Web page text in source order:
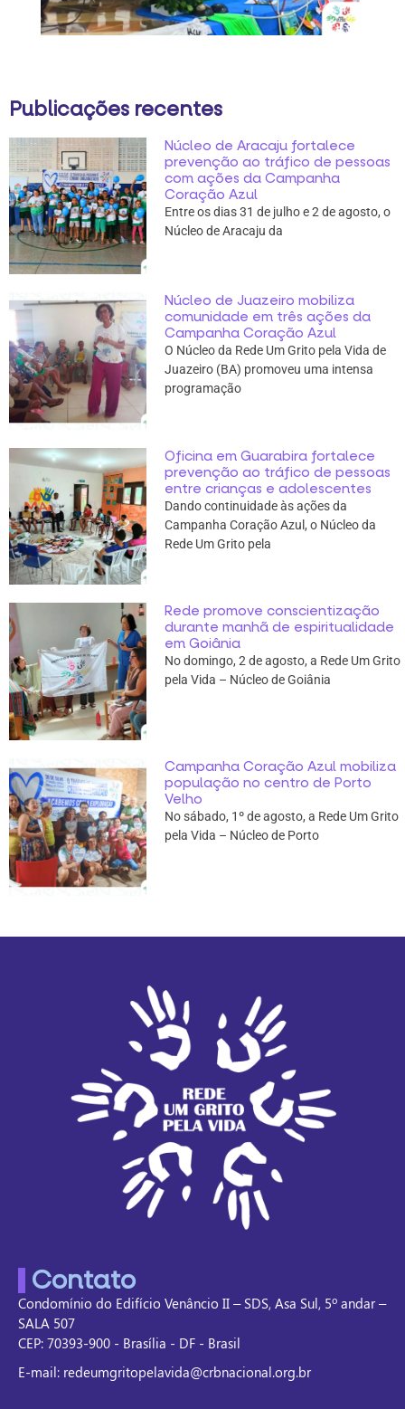
Publicações recentes
Núcleo de Aracaju fortalece
prevenção ao tráfico de pessoas
com ações da Campanha
Coração Azul
Entre os dias 31 de julho e 2 de agosto, o
Núcleo de Aracaju da
Núcleo de Juazeiro mobiliza
comunidade em três ações da
Campanha Coração Azul
O Núcleo da Rede Um Grito pela Vida de
Juazeiro (BA) promoveu uma intensa
programação
Oficina em Guarabira fortalece
prevenção ao tráfico de pessoas
entre crianças e adolescentes
Dando continuidade às ações da
Campanha Coração Azul, o Núcleo da
Rede Um Grito pela
Rede promove conscientização
durante manhã de espiritualidade
em Goiânia
No domingo, 2 de agosto, a Rede Um Grito
pela Vida – Núcleo de Goiânia
Campanha Coração Azul mobiliza
população no centro de Porto
Velho
No sábado, 1º de agosto, a Rede Um Grito
pela Vida – Núcleo de Porto
Contato
Condomínio do Edifício Venâncio II – SDS, Asa Sul, 5º andar –
SALA 507
CEP: 70393-900 - Brasília - DF - Brasil
E-mail: redeumgritopelavida@crbnacional.org.br